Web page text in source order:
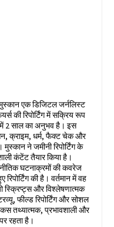
एक डिजिटल जर्नलिस्ट
की रिपोर्टिंग में सक्रिय रूप
में 2 साल का अनुभव है। इस
क्राइम, धर्म, फैक्ट चेक और
ने जमीनी रिपोर्टिंग के
कंटेंट तैयार किया है।
घटनाक्रमों की कवरेज
की है। वर्तमान में वह
स्क्रिप्ट्स और विश्लेषणात्मक
फील्ड रिपोर्टिंग और सोशल
तथ्यात्मक, प्रभावशाली और
रहता है।